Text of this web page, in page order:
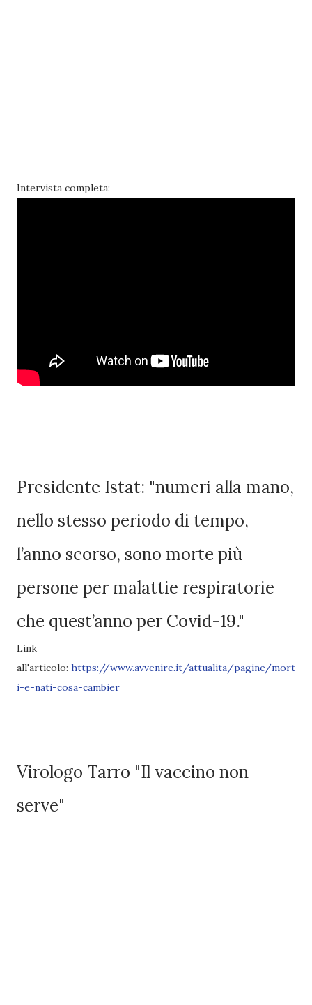
Intervista completa:
Presidente Istat: "numeri alla mano,
nello stesso periodo di tempo,
l’anno scorso, sono morte più
persone per malattie respiratorie
che quest’anno per Covid-19."
Link
all'articolo: https://www.avvenire.it/attualita/pagine/mort
i-e-nati-cosa-cambier
Virologo Tarro "Il vaccino non
serve"